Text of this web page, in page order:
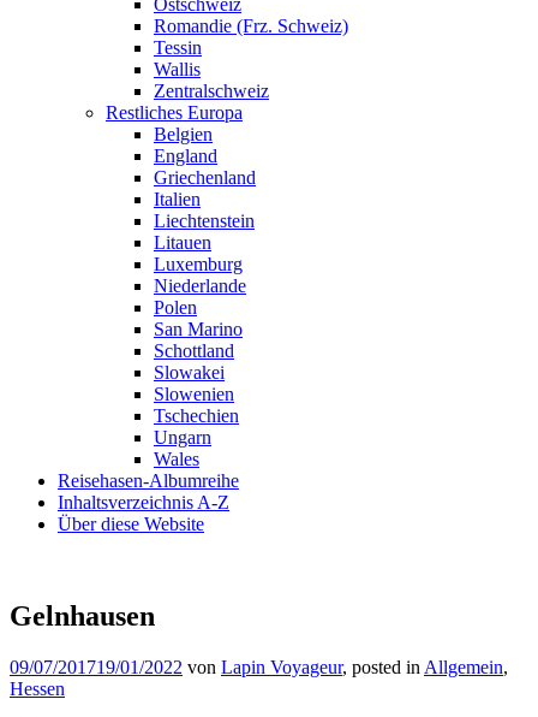
Ostschweiz
Romandie (Frz. Schweiz)
Tessin
Wallis
Zentralschweiz
Restliches Europa
Belgien
England
Griechenland
Italien
Liechtenstein
Litauen
Luxemburg
Niederlande
Polen
San Marino
Schottland
Slowakei
Slowenien
Tschechien
Ungarn
Wales
Reisehasen-Albumreihe
Inhaltsverzeichnis A-Z
Über diese Website
Gelnhausen
09/07/201719/01/2022 von Lapin Voyageur, posted in Allgemein,
Hessen